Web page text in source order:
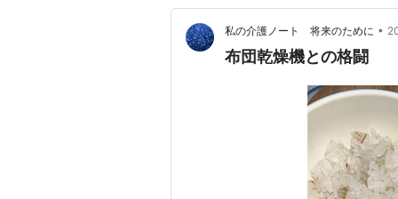
私の介護ノート 将来のために •
布団乾燥機との格闘